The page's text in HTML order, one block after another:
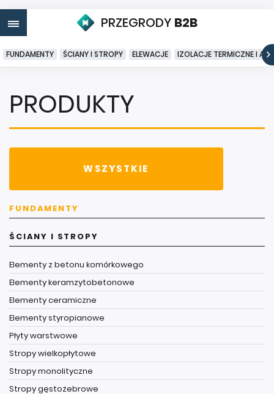
PRZEGRODY B2B
FUNDAMENTY ŚCIANY I STROPY ELEWACJE IZOLACJE TERMICZNE I
PRODUKTY
WSZYSTKIE
FUNDAMENTY
ŚCIANY I STROPY
Elementy z betonu komórkowego
Elementy keramzytobetonowe
Elementy ceramiczne
Elementy styropianowe
Płyty warstwowe
Stropy wielkopłytowe
Stropy monolityczne
Stropy gęstożebrowe